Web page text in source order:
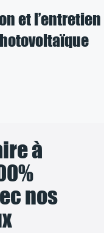
et l’entretien
à
nos